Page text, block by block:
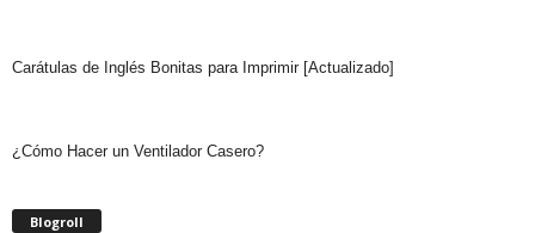
Carátulas de Inglés Bonitas para Imprimir [Actualizado]
¿Cómo Hacer un Ventilador Casero?
Blogroll